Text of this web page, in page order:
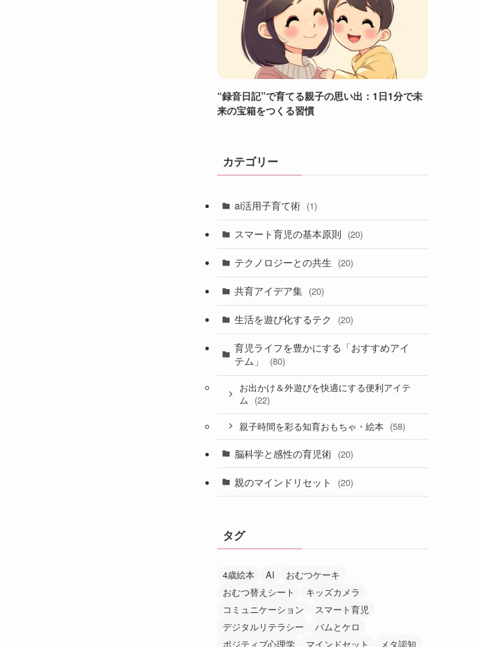
“録音日記”で育てる親子の思い出：1日1分で未
来の宝箱をつくる習慣
カテゴリー
ai活用子育て術 (1)
スマート育児の基本原則 (20)
テクノロジーとの共生 (20)
共育アイデア集 (20)
生活を遊び化するテク (20)
育児ライフを豊かにする「おすすめアイ
テム」
(80)
お出かけ＆外遊びを快適にする便利アイテ
ム
(22)
親子時間を彩る知育おもちゃ・絵本 (58)
脳科学と感性の育児術 (20)
親のマインドリセット (20)
タグ
4歳絵本 AI
おむつケーキ
おむつ替えシート
キッズカメラ
コミュニケーション
スマート育児
デジタルリテラシー
バムとケロ
ポジティブ心理学
マインドセット メタ認知